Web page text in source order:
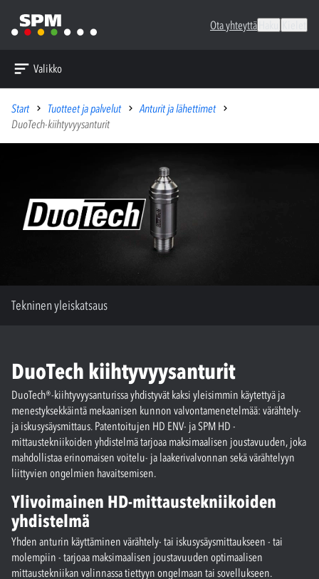
Ota yhteyttä
Valikko
Start Tuotteet ja palvelut
Anturit ja lähettimet
DuoTech-kiihtyvyysanturit
Tekninen yleiskatsaus
DuoTech kiihtyvyysanturit
DuoTech®-kiihtyvyysanturissa yhdistyvät kaksi yleisimmin käytettyä ja
menestyksekkäintä mekaanisen kunnon valvontamenetelmää: värähtely-
ja iskusysäysmittaus. Patentoitujen HD ENV- ja SPM HD -
mittaustekniikoiden yhdistelmä tarjoaa maksimaalisen joustavuuden, joka
mahdollistaa erinomaisen voitelu- ja laakerivalvonnan sekä värähtelyyn
liittyvien ongelmien havaitsemisen.
Ylivoimainen HD-mittaustekniikoiden
yhdistelmä
Yhden anturin käyttäminen värähtely- tai iskusysäysmittaukseen - tai
molempiin - tarjoaa maksimaalisen joustavuuden optimaalisen
mittaustekniikan valinnassa tiettyyn ongelmaan tai sovellukseen.